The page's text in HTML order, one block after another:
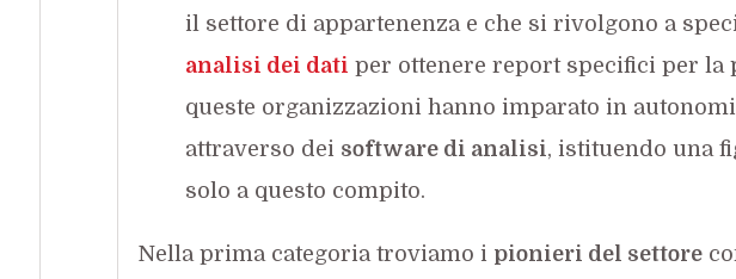
il settore di appartenenza e che si rivolgono a
analisi dei dati per ottenere report specifici per la
queste organizzazioni hanno imparato in
attraverso dei software di analisi, istituendo una
solo a questo compito.
Nella prima categoria troviamo i pionieri del settore